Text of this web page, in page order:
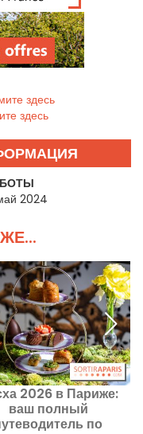
здесь
здесь
2024
2026 в Париже:
ваш полный
по